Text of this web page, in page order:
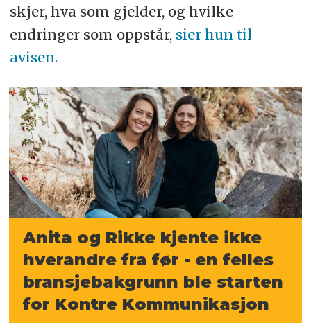
skjer, hva som gjelder, og hvilke
endringer som oppstår, sier hun til
avisen.
Anita og Rikke kjente ikke
hverandre fra før - en felles
bransjebakgrunn ble starten
for Kontre Kommunikasjon